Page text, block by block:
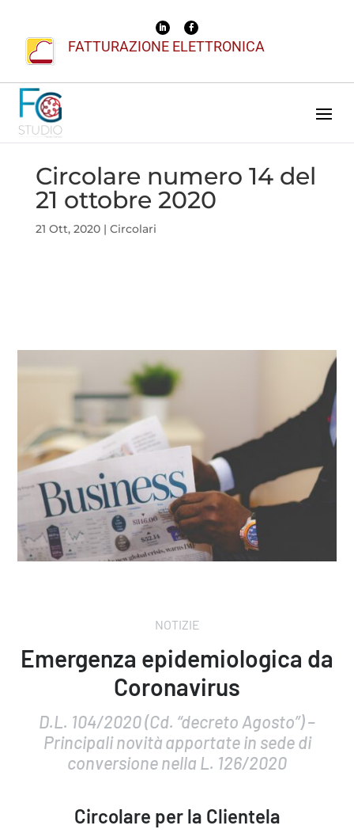
FATTURAZIONE ELETTRONICA
Circolare numero 14 del
21 ottobre 2020
21 Ott, 2020| Circolari
NOTIZIE
Emergenza epidemiologica da
Coronavirus
D.L. 104/2020 (Cd. “decreto Agosto”) –
Principali novità apportate in sede di
conversione nella L. 126/2020
Circolare per la Clientela